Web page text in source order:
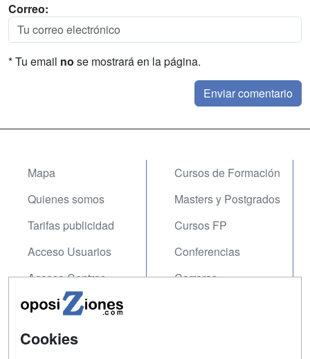
Correo:
* Tu email no se mostrará en la página.
Mapa
Quienes somos
Tarifas publicidad
Acceso Usuarios
Acceso Centros
Cursos de Formación
Masters y Postgrados
Cursos FP
Conferencias
Carreras
Contactar
Cookies